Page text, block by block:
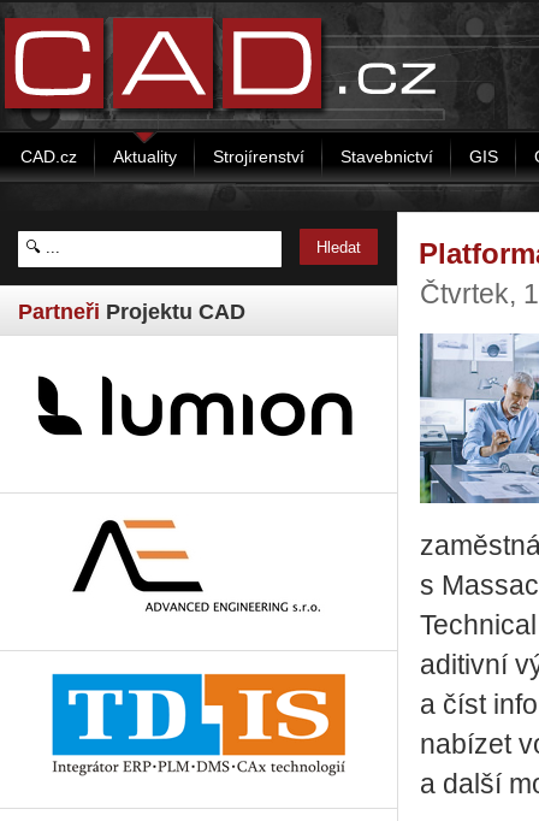
CAD.cz Aktuality Strojírenství Stavebnictví GIS
Partneři Projektu CAD
Čtvrtek,
s
aditivní
a číst
nabízet
a další